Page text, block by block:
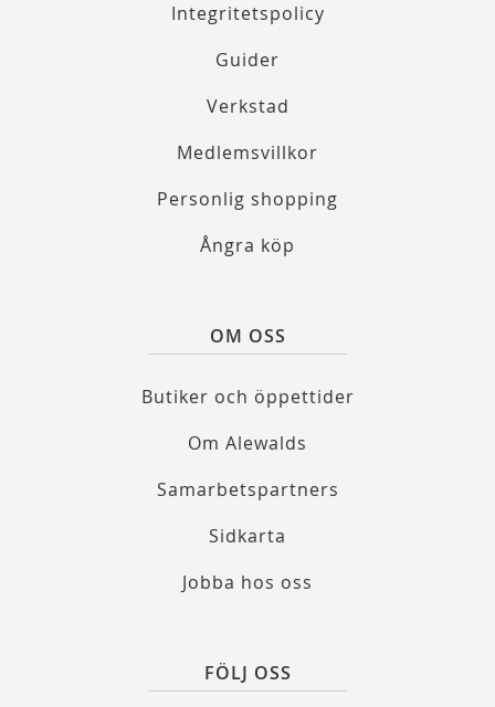
Integritetspolicy
Guider
Verkstad
Medlemsvillkor
Personlig shopping
Ångra köp
OM OSS
Butiker och öppettider
Om Alewalds
Samarbetspartners
Sidkarta
Jobba hos oss
FÖLJ OSS